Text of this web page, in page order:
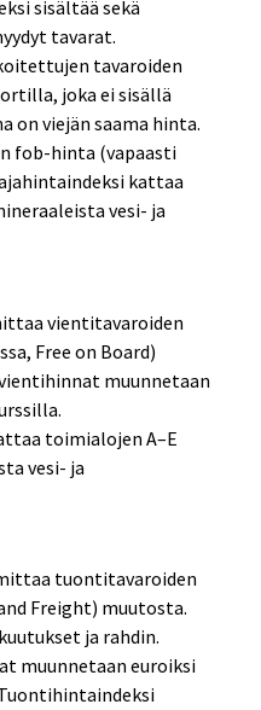
sisältää sekä
tavarat.
tavaroiden
joka ei sisällä
on viejän saama hinta.
fob-hinta (vapaasti
kattaa
vesi- ja
vientitavaroiden
Free on Board)
muunnetaan
toimialojen A–E
vesi- ja
tuontitavaroiden
Freight) muutosta.
ja rahdin.
muunnetaan euroiksi